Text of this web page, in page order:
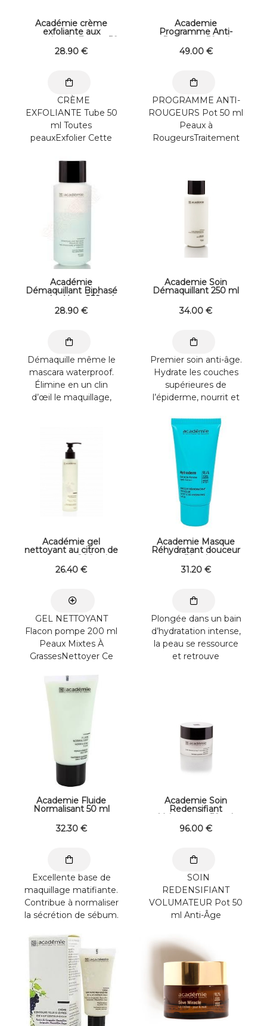
Académie crème
exfoliante aux
amandes de France 50
ml
28.90 €
CRÈME
EXFOLIANTE Tube 50
ml Toutes
peauxExfolier Cette
l’Huile Essentielle de
Academie
Programme Anti-
Rougeurs 50 ml
49.00 €
PROGRAMME ANTI-
ROUGEURS Pot 50 ml
Peaux à
RougeursTraitement
Académie
Démaquillant Biphasé
pour les Yeux 250 ml
28.90 €
Démaquille même le
mascara waterproof.
Élimine en un clin
d’œil le maquillage,
Academie Soin
Démaquillant 250 ml
34.00 €
Premier soin anti-âge.
Hydrate les couches
supérieures de
l’épiderme, nourrit et
Appliquer ...
Académie gel
nettoyant au citron de
provence 200 ml
26.40 €
GEL NETTOYANT
Flacon pompe 200 ml
Peaux Mixtes À
GrassesNettoyer Ce
l’Huile ...
Academie Masque
Réhydratant douceur
50 ml
31.20 €
Plongée dans un bain
d’hydratation intense,
la peau se ressource
et retrouve
Academie Fluide
Normalisant 50 ml
32.30 €
Excellente base de
maquillage matifiante.
Contribue à normaliser
la sécrétion de sébum.
Academie Soin
Redensifiant
Volumateur 50 ml
96.00 €
SOIN
REDENSIFIANT
VOLUMATEUR Pot 50
ml Anti-Âge
Quotidien Redonne
du volume au visage.
...